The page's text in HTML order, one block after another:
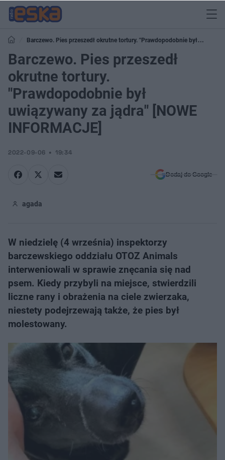
Barczewo. Pies przeszedł okrutne tortury. "Prawdopodobnie był
uwiązywany za jądra" [NOWE INFORMACJE]
Barczewo. Pies przeszedł
okrutne tortury.
"Prawdopodobnie był
uwiązywany za jądra" [NOWE
INFORMACJE]
2022-09-06 19:34
Dodaj do Google
agada
W niedzielę (4 września) inspektorzy
barczewskiego oddziału OTOZ Animals
interweniowali w sprawie znęcania się nad
psem. Kiedy przybyli na miejsce, stwierdzili
liczne rany i obrażenia na ciele zwierzaka,
niestety podejrzewają także, że pies był
molestowany.